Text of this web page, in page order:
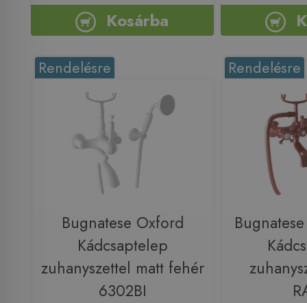
Kosárba
Rendelésre
Bugnatese Oxford
Kádcsaptelep
zuhanyszettel matt fehér
6302BI
Rendelésre